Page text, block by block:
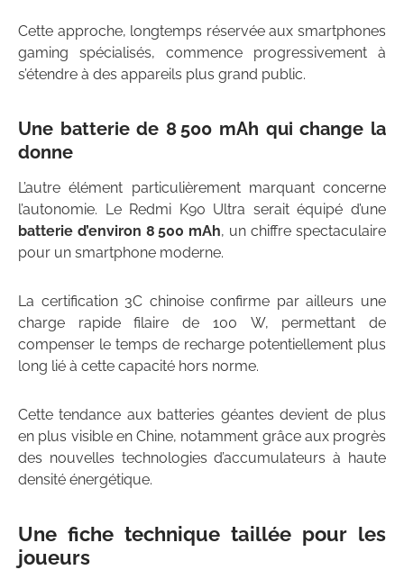
Cette approche, longtemps réservée aux smartphones
gaming spécialisés, commence progressivement à
s’étendre à des appareils plus grand public.
Une batterie de 8 500 mAh qui change la
donne
L’autre élément particulièrement marquant concerne
l’autonomie. Le Redmi K90 Ultra serait équipé d’une
batterie d’environ 8 500 mAh, un chiffre spectaculaire
pour un smartphone moderne.
La certification 3C chinoise confirme par ailleurs une
charge rapide filaire de 100 W, permettant de
compenser le temps de recharge potentiellement plus
long lié à cette capacité hors norme.
Cette tendance aux batteries géantes devient de plus
en plus visible en Chine, notamment grâce aux progrès
des nouvelles technologies d’accumulateurs à haute
densité énergétique.
Une fiche technique taillée pour les
joueurs